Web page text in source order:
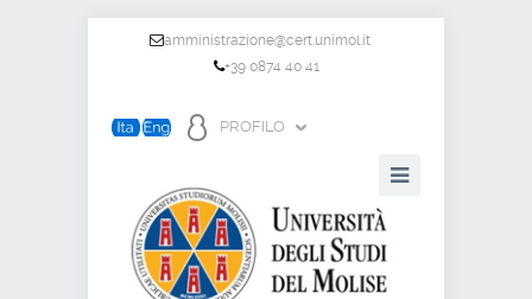
amministrazione@cert.unimol.it
+39 0874 40 41
PROFILO